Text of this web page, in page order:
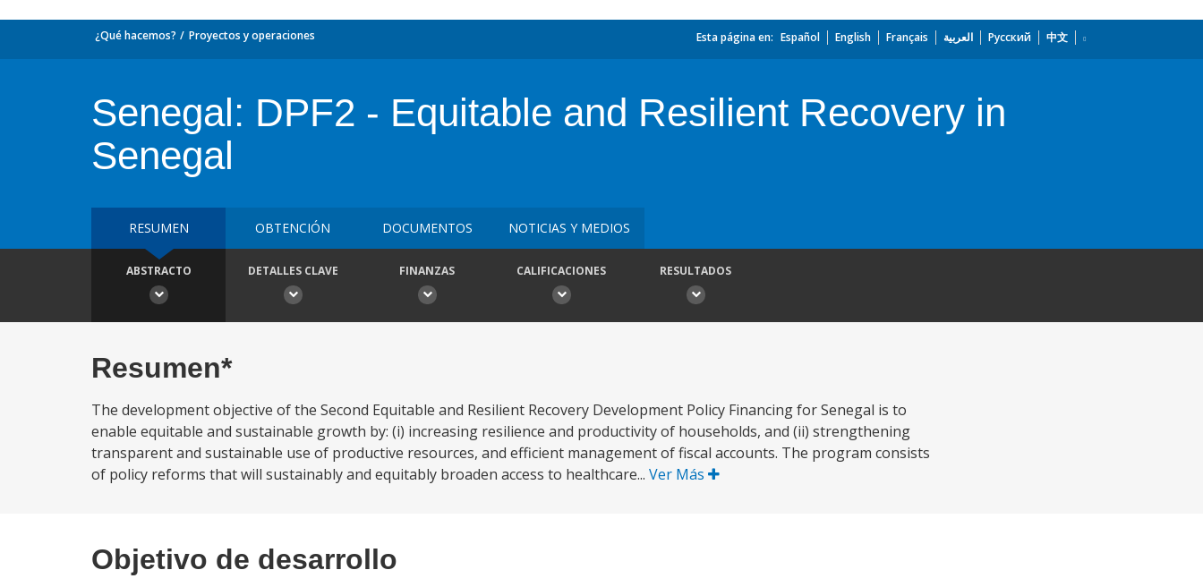
¿Qué hacemos? Proyectos y operaciones Esta página en: Español English Français العربية Русский 中文
Senegal: DPF2 - Equitable and Resilient Recovery in
Senegal
RESUMEN OBTENCIÓN DOCUMENTOS NOTICIAS Y MEDIOS
ABSTRACTO DETALLES CLAVE FINANZAS CALIFICACIONES RESULTADOS
Resumen*
The development objective of the Second Equitable and Resilient Recovery Development Policy Financing for Senegal is to
enable equitable and sustainable growth by: (i) increasing resilience and productivity of households, and (ii) strengthening
transparent and sustainable use of productive resources, and efficient management of fiscal accounts. The program consists
of policy reforms that will sustainably and equitably broaden access to healthcare... Ver Más
Objetivo de desarrollo